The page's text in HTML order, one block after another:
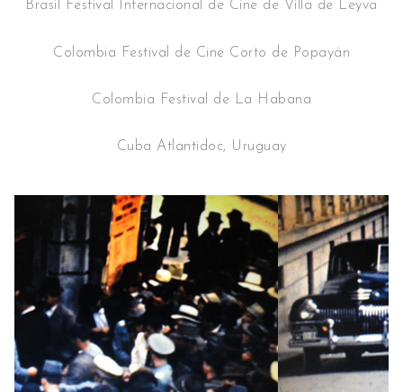
Brasil Festival Internacional de Cine de Villa de Leyva
Colombia Festival de Cine Corto de Popayán
Colombia Festival de La Habana
Cuba Atlantidoc, Uruguay